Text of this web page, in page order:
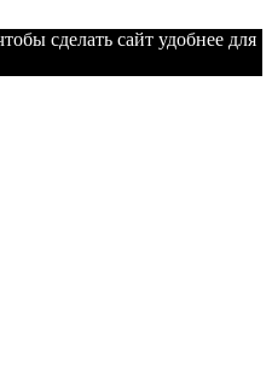
сделать сайт удобнее для